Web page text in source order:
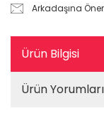
Arkadaşına Öner
Ürün Bilgisi
Ürün Yorumları